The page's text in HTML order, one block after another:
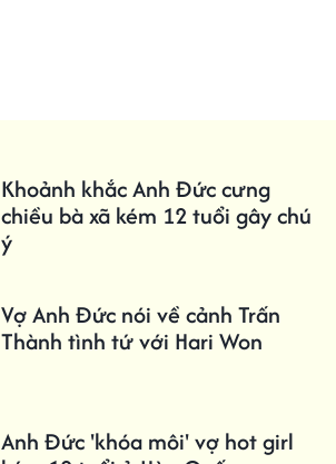
Khoảnh khắc Anh Đức cưng
chiều bà xã kém 12 tuổi gây chú
ý
Vợ Anh Đức nói về cảnh Trấn
Thành tình tứ với Hari Won
Anh Đức 'khóa môi' vợ hot girl